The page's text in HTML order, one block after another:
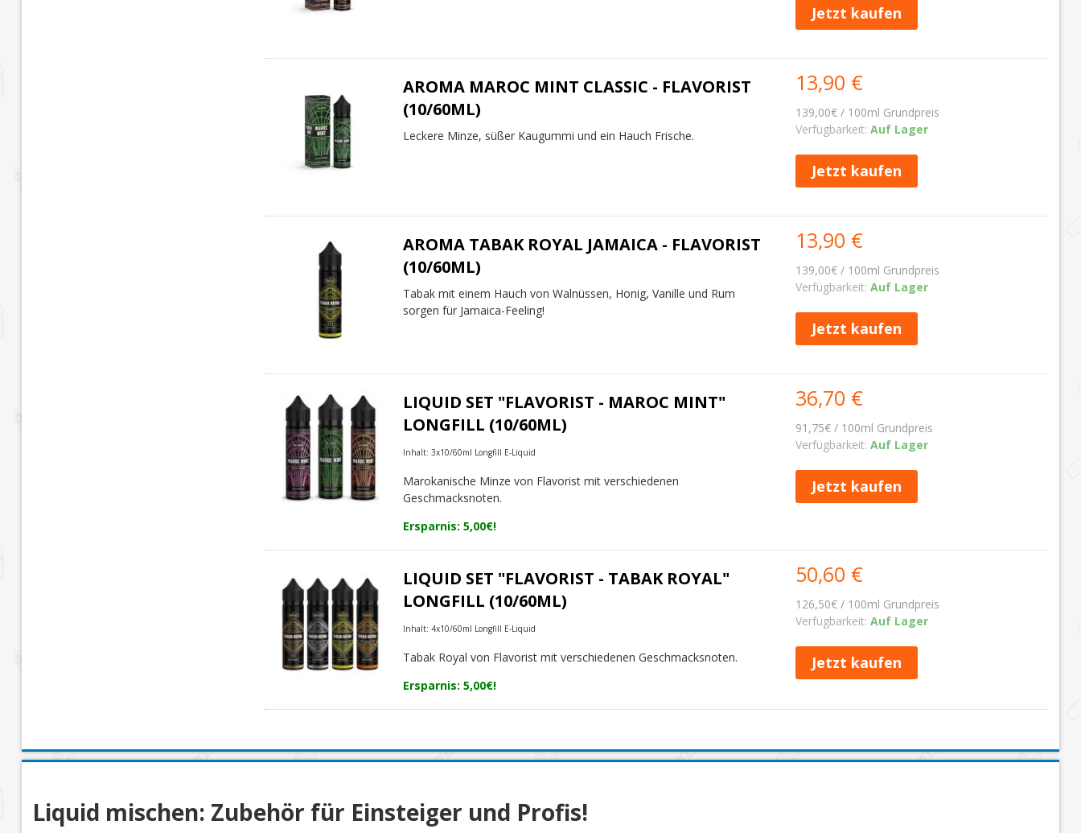
Jetzt kaufen
AROMA MAROC MINT CLASSIC - FLAVORIST
(10/60ML)
Leckere Minze, süßer Kaugummi und ein Hauch Frische.
13,90 €
139,00€ / 100ml Grundpreis
Verfügbarkeit: Auf Lager
Jetzt kaufen
AROMA TABAK ROYAL JAMAICA - FLAVORIST
(10/60ML)
Tabak mit einem Hauch von Walnüssen, Honig, Vanille und Rum
sorgen für Jamaica-Feeling!
13,90 €
139,00€ / 100ml Grundpreis
Verfügbarkeit: Auf Lager
Jetzt kaufen
LIQUID SET "FLAVORIST - MAROC MINT"
LONGFILL (10/60ML)
Inhalt: 3x10/60ml Longfill E-Liquid
Marokanische Minze von Flavorist mit verschiedenen
Geschmacksnoten.
Ersparnis: 5,00€!
36,70 €
91,75€ / 100ml Grundpreis
Verfügbarkeit: Auf Lager
Jetzt kaufen
LIQUID SET "FLAVORIST - TABAK ROYAL"
LONGFILL (10/60ML)
Inhalt: 4x10/60ml Longfill E-Liquid
Tabak Royal von Flavorist mit verschiedenen Geschmacksnoten.
Ersparnis: 5,00€!
50,60 €
126,50€ / 100ml Grundpreis
Verfügbarkeit: Auf Lager
Jetzt kaufen
Liquid mischen: Zubehör für Einsteiger und Profis!